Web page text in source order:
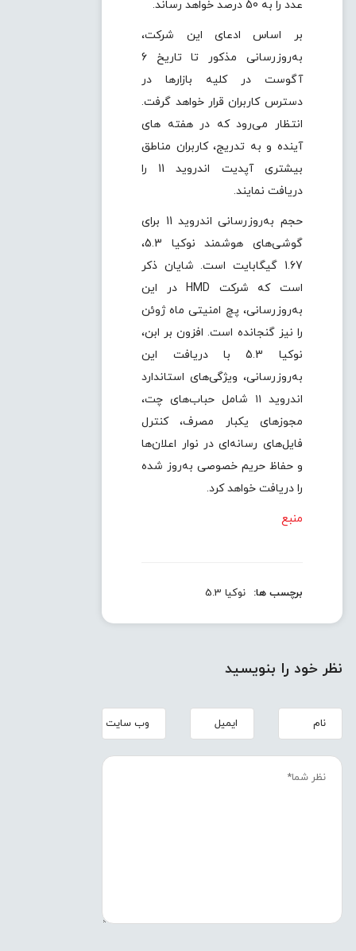
عدد را به 50 درصد خواهد رساند.
بر اساس ادعای این شرکت،
به‌روز‌رسانی مذکور تا تاریخ 6
آگوست در کلیه بازار‌ها در
دسترس کاربران قرار خواهد گرفت.
انتظار می‌رود که در هفته های
آینده و به تدریج، کاربران مناطق
بیشتری آپدیت اندروید 11 را
دریافت نمایند.
حجم به‌روز‌رسانی اندروید 11 برای
گوشی‌های هوشمند نوکیا 5.3،
1.67 گیگا‌بایت است. شایان ذکر
است که شرکت HMD در این
به‌روز‌رسانی، پچ امنیتی ماه ژوئن
را نیز گنجانده است. افزون بر ابن،
نوکیا 5.3 با دریافت این
به‌روز‌رسانی، ویژگی‌های استاندارد
اندروید ۱۱ شامل حباب‌های چت،
مجوزهای یکبار مصرف، کنترل
فایل‌های رسانه‌ای در نوار اعلان‌ها
و حفاظ حریم خصوصی به‌روز شده
را دریافت خواهد کرد.
منبع
برچسب ها: نوکیا 5.3
نظر خود را بنویسید